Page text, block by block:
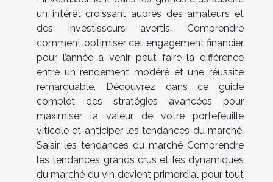
un intérêt croissant auprès des amateurs et
des investisseurs avertis. Comprendre
comment optimiser cet engagement financier
pour l’année à venir peut faire la différence
entre un rendement modéré et une réussite
remarquable. Découvrez dans ce guide
complet des stratégies avancées pour
maximiser la valeur de votre portefeuille
viticole et anticiper les tendances du marché.
Saisir les tendances du marché Comprendre
les tendances grands crus et les dynamiques
du marché du vin devient primordial pour tout